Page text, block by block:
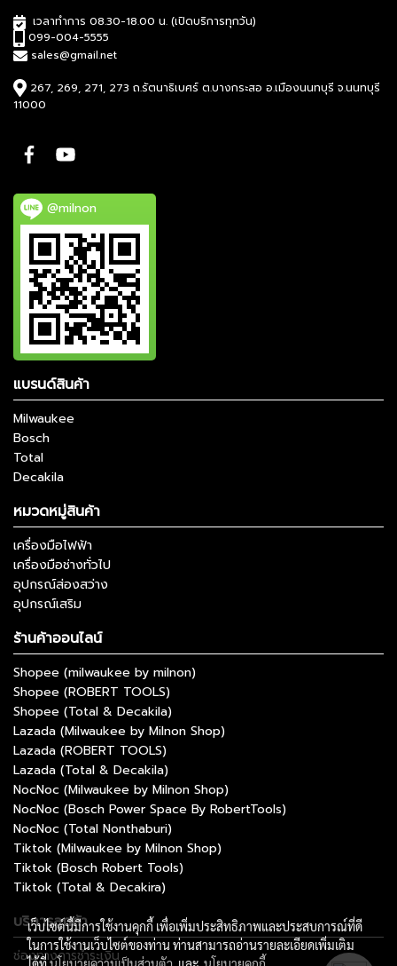
เวลาทำการ 08.30-18.00 น. (เปิดบริการทุกวัน)
099-004-5555
sales@gmail.net
267, 269, 271, 273 ถ.รัตนาธิเบศร์ ต.บางกระสอ อ.เมืองนนทบุรี จ.นนทบุรี
11000
@milnon
แบรนด์สินค้า
Milwaukee
Bosch
Total
Decakila
หมวดหมู่สินค้า
เครื่องมือไฟฟ้า
เครื่องมือช่างทั่วไป
อุปกรณ์ส่องสว่าง
อุปกรณ์เสริม
ร้านค้าออนไลน์
Shopee (milwaukee by milnon)
Shopee (ROBERT TOOLS)
Shopee (Total & Decakila)
Lazada (Milwaukee by Milnon Shop)
Lazada (ROBERT TOOLS)
Lazada (Total & Decakila)
NocNoc (Milwaukee by Milnon Shop)
NocNoc (Bosch Power Space By RobertTools)
NocNoc (Total Nonthaburi)
Tiktok (Milwaukee by Milnon Shop)
Tiktok (Bosch Robert Tools)
Tiktok (Total & Decakira)
บริการลูกค้า
ช่องทางการชำระเงิน
เว็บไซต์นี้มีการใช้งานคุกกี้ เพื่อเพิ่มประสิทธิภาพและประสบการณ์ที่ดี
ในการใช้งานเว็บไซต์ของท่าน ท่านสามารถอ่านรายละเอียดเพิ่มเติม